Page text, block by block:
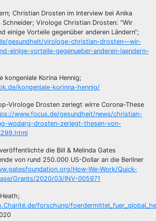
Christian Drosten im Interview bei Anika
Schneider; Virologe Christian Drosten: “Wir
einige Vorteile gegenüber anderen Ländern“;
gesundheit/virologe-christian-drosten—wir-
einige-vorteile-gegenueber-anderen-laendern–
kongeniale Korina Hennig;
kongeniale-korinna-hennig/
Virologe Drosten zerlegt wirre Corona-These
www.focus.de/gesundheit/news/christian-
wodarg-drosten-zerlegt-thesen-von-
die Bill & Melinda Gates
von rund 250.000 US-Dollar an die Berliner
How-We-Work/Quick-
Grants/2020/03/INV-005971
forschung/